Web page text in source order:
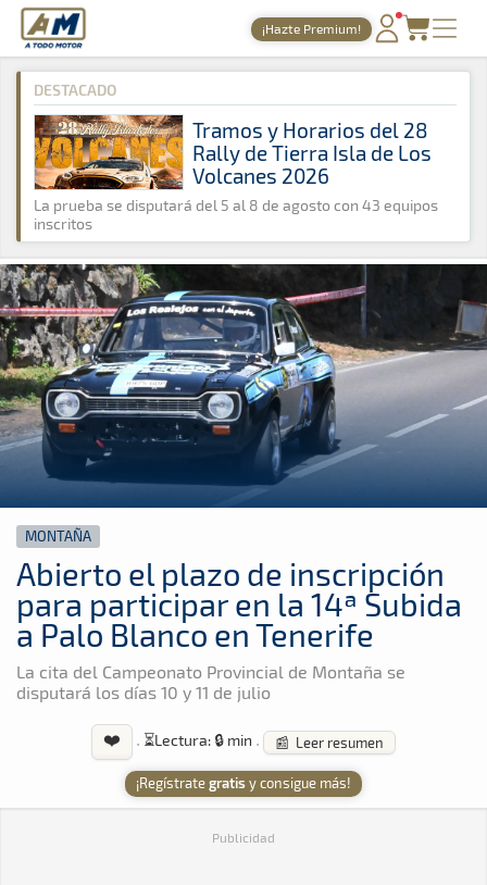
A Todo Motor · Revista del motor desde 1999
¡Hazte Premium!
PORTADA
TIEMPOS ONLINE
NOTICIAS
AGENDA
GALERÍAS
TIENDA
ARCHIVO
A Todo Motor » Noticias » Montaña
DESTACADO
Tramos y Horarios del 28
Rally de Tierra Isla de Los
Volcanes 2026
La prueba se disputará del 5 al 8 de agosto con 43 equipos
inscritos
MONTAÑA
Abierto el plazo de inscripción
para participar en la 14ª Subida
a Palo Blanco en Tenerife
La cita del Campeonato Provincial de Montaña se
disputará los días 10 y 11 de julio
❤️ · ⏳Lectura: 🔒 min · 📰 Leer resumen
¡Regístrategratis y consigue más!
Publicidad